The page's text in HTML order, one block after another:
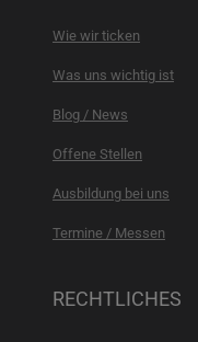
Wie wir ticken
Was uns wichtig ist
Blog / News
Offene Stellen
Ausbildung bei uns
Termine / Messen
RECHTLICHES